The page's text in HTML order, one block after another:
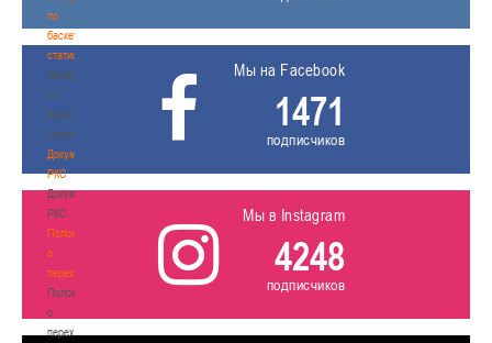
по
баскетбольной
статистике
Материалы
по
баскетбольной
статистике
Документы
РКС
Документы
РКС
Положение
о
переходах
Положение
о
переходах
Мы на Facebook
1471
подписчиков
Мы в Instagram
4248
подписчиков